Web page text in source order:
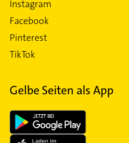
Instagram
Facebook
Pinterest
TikTok
Gelbe Seiten als App